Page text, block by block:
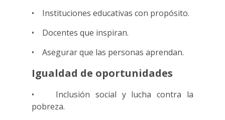
• Instituciones educativas con propósito.
• Docentes que inspiran.
• Asegurar que las personas aprendan.
Igualdad de oportunidades
• Inclusión social y lucha contra la
pobreza.